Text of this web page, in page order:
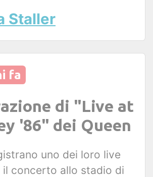
Staller
fa
di "Live at
'86" dei Queen
uno dei loro live
il concerto allo stadio di